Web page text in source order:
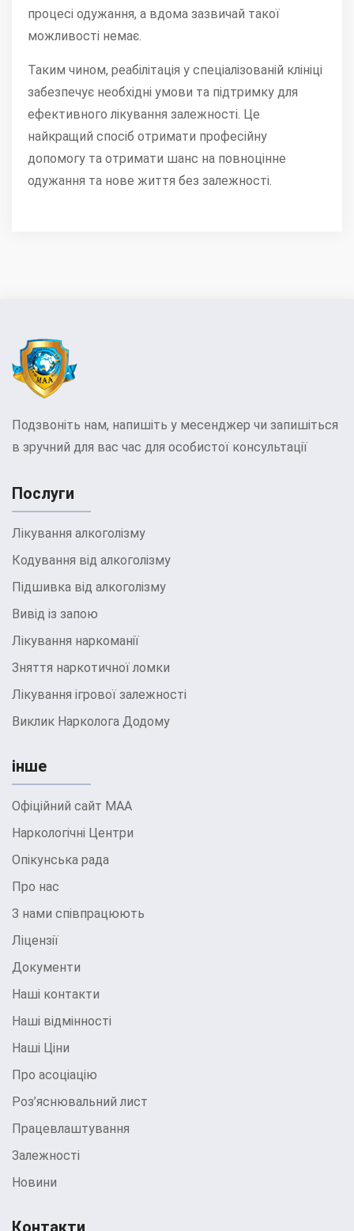
процесі одужання, а вдома зазвичай такої
можливості немає.
Таким чином, реабілітація у спеціалізованій клініці
забезпечує необхідні умови та підтримку для
ефективного лікування залежності. Це
найкращий спосіб отримати професійну
допомогу та отримати шанс на повноцінне
одужання та нове життя без залежності.
Подзвоніть нам, напишіть у месенджер чи запишіться
в зручний для вас час для особистої консультації
Послуги
Лікування алкоголізму
Кодування від алкоголізму
Підшивка від алкоголізму
Вивід із запою
Лікування наркоманії
Зняття наркотичної ломки
Лікування ігрової залежності
Виклик Нарколога Додому
інше
Офіційний сайт МАА
Наркологічні Центри
Опікунська рада
Про нас
З нами співпрацюють
Ліцензії
Документи
Наші контакти
Наші відмінності
Наші Ціни
Про асоціацію
Роз’яснювальний лист
Працевлаштування
Залежності
Новини
Контакти